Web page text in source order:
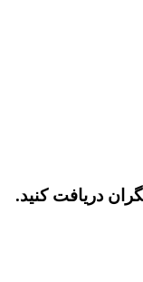
دریافت کنید.